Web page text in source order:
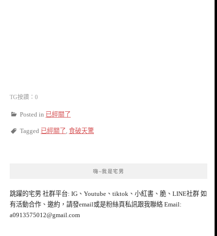
TG按讚：0
Posted in 已經關了
Tagged 已經關了 食破天驚
嗨~我是宅男
跳躍的宅男 社群平台: IG、Youtube、tiktok、小紅書、脆、LINE社群 如
有活動合作、邀約，請發email或是粉絲頁私訊跟我聯絡 Email:
a0913575012@gmail.com